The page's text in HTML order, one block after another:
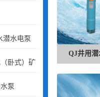
潜水电泵
卧式）矿
泵
QJ井用潜